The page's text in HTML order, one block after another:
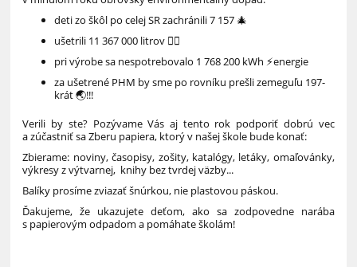
deti zo škôl po celej SR zachránili 7 157 🎄
ušetrili 11 367 000 litrov 🏊‍♂️
pri výrobe sa nespotrebovalo 1 768 200 kWh ⚡energie
za ušetrené PHM by sme po rovníku prešli zemeguľu 197-
krát 🌏!!!
Verili by ste? Pozývame Vás aj tento rok podporiť dobrú vec
a zúčastniť sa Zberu papiera, ktorý v našej škole bude konať:
Zbierame: noviny, časopisy, zošity, katalógy, letáky, omaľovánky,
výkresy z výtvarnej, knihy bez tvrdej väzby...
Balíky prosíme zviazať šnúrkou, nie plastovou páskou.
Ďakujeme, že ukazujete deťom, ako sa zodpovedne narába
s papierovým odpadom a pomáhate školám!